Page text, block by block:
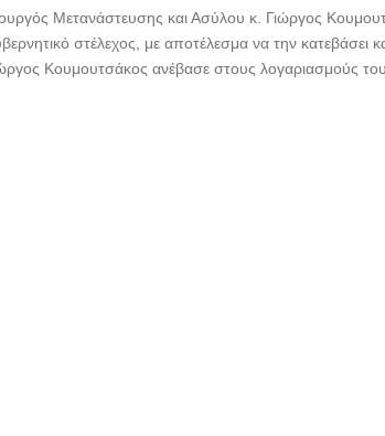
Μετανάστευσης και Ασύλου κ. Γιώργος
στέλεχος, με αποτέλεσμα να την κατεβάσει
Κουμουτσάκος ανέβασε στους λογαριασμούς